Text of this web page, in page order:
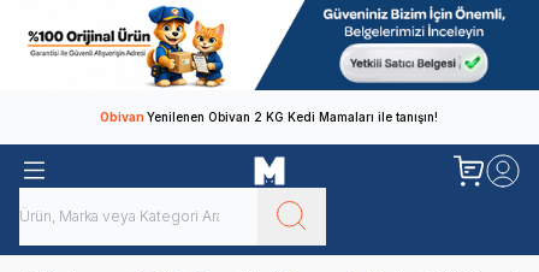
ObivanYenilenen Obivan 2 KG Kedi Mamaları ile tanışın!